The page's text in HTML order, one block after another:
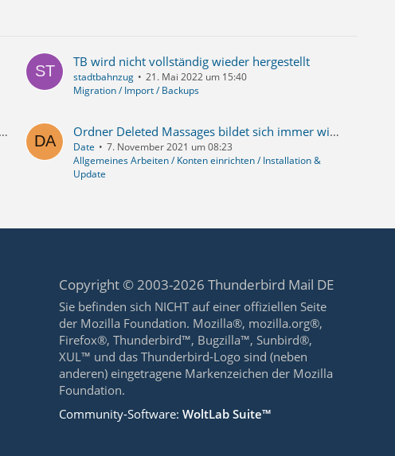
TB wird nicht vollständig wieder hergestellt
stadtbahnzug
21. Mai 2022 um 15:40
Migration / Import / Backups
gelöschte Nachrichten wieder herstellen Ordner Deleted Massages bildet sich immer wieder neu
Date
7. November 2021 um 08:23
Allgemeines Arbeiten / Konten einrichten / Installation &
Update
Copyright © 2003-2026 Thunderbird Mail DE
Sie befinden sich NICHT auf einer offiziellen Seite
der Mozilla Foundation. Mozilla®, mozilla.org®,
Firefox®, Thunderbird™, Bugzilla™, Sunbird®,
XUL™ und das Thunderbird-Logo sind (neben
anderen) eingetragene Markenzeichen der Mozilla
Foundation.
Community-Software:WoltLab Suite™